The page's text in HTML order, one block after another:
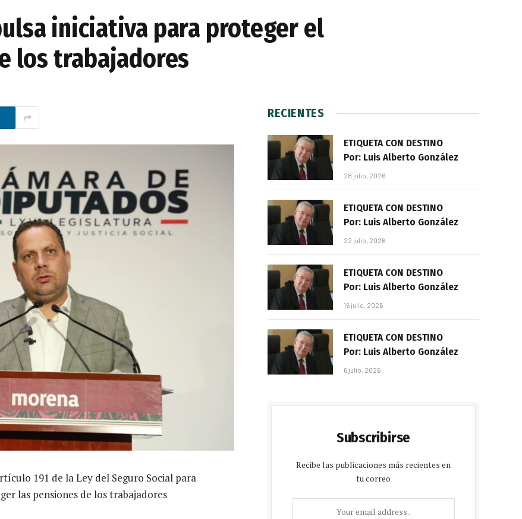
iniciativa para proteger el
los trabajadores
191 de la Ley del Seguro Social para
las pensiones de los trabajadores
RECIENTES
ETIQUETA CON DESTINO
Por: Luis Alberto González
28 julio, 2026
ETIQUETA CON DESTINO
Por: Luis Alberto González
22 julio, 2026
ETIQUETA CON DESTINO
Por: Luis Alberto González
16 julio, 2026
ETIQUETA CON DESTINO
Por: Luis Alberto González
6 julio, 2026
Subscribirse
Recibe las publicaciones más recientes en
tu correo